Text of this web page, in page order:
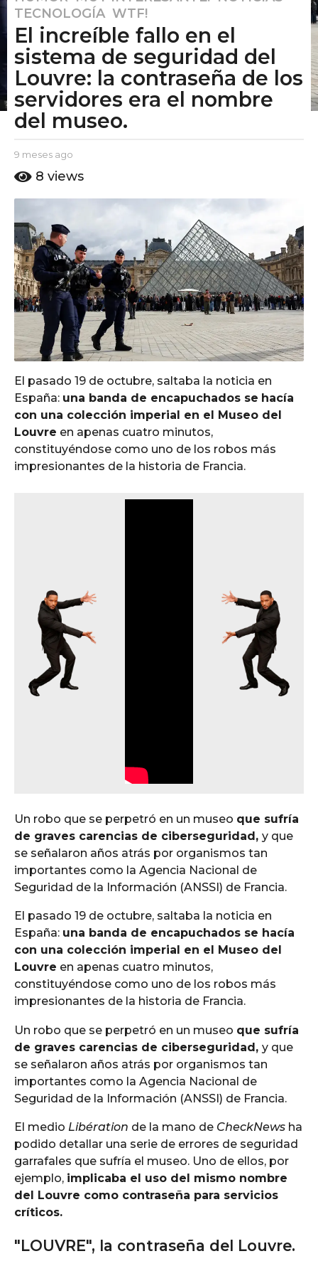
m
e
e
s
a
g
9
m
e
s
e
s
a
g
o
TECNOLOGÍA ,WTF!
El increíble fallo en el
sistema de seguridad del
Louvre: la contraseña de los
servidores era el nombre
del museo.
b
E
u
t
o
A
m
o
9 meses ago
e
g
o
8 views
El pasado 19 de octubre, saltaba la noticia en
España: una banda de encapuchados se hacía
con una colección imperial en el Museo del
Louvre en apenas cuatro minutos,
constituyéndose como uno de los robos más
impresionantes de la historia de Francia.
Un robo que se perpetró en un museo que sufría
de graves carencias de ciberseguridad, y que
se señalaron años atrás por organismos tan
importantes como la Agencia Nacional de
Seguridad de la Información (ANSSI) de Francia.
El pasado 19 de octubre, saltaba la noticia en
España: una banda de encapuchados se hacía
con una colección imperial en el Museo del
Louvre en apenas cuatro minutos,
constituyéndose como uno de los robos más
impresionantes de la historia de Francia.
Un robo que se perpetró en un museo que sufría
de graves carencias de ciberseguridad, y que
se señalaron años atrás por organismos tan
importantes como la Agencia Nacional de
Seguridad de la Información (ANSSI) de Francia.
El medio Libération de la mano de CheckNews ha
podido detallar una serie de errores de seguridad
garrafales que sufría el museo. Uno de ellos, por
ejemplo, implicaba el uso del mismo nombre
del Louvre como contraseña para servicios
críticos.
"LOUVRE", la contraseña del Louvre.